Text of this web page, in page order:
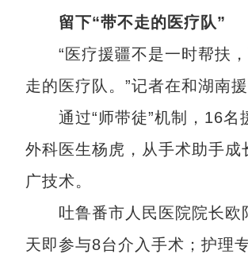
留下“带不走的医疗队”
“医疗援疆不是一时帮扶，
走的医疗队。”记者在和湖南
通过“师带徒”机制，16名
外科医生杨虎，从手术助手
广技术。
吐鲁番市人民医院院长欧阳
天即参与8台介入手术；护理